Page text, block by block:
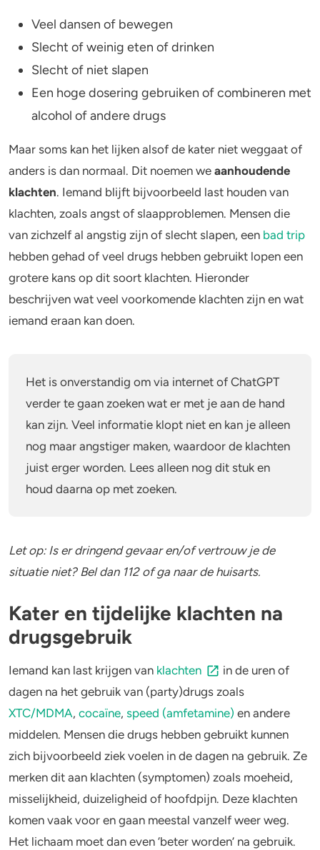
4-FA
Poppers
Crack
Veel dansen of bewegen
Slecht of weinig eten of drinken
Slecht of niet slapen
Een hoge dosering gebruiken of combineren met
alcohol of andere drugs
Maar soms kan het lijken alsof de kater niet weggaat of
anders is dan normaal. Dit noemen we aanhoudende
klachten. Iemand blijft bijvoorbeeld last houden van
klachten, zoals angst of slaapproblemen. Mensen die
van zichzelf al angstig zijn of slecht slapen, een bad trip
hebben gehad of veel drugs hebben gebruikt lopen een
grotere kans op dit soort klachten. Hieronder
beschrijven wat veel voorkomende klachten zijn en wat
iemand eraan kan doen.
Het is onverstandig om via internet of ChatGPT
verder te gaan zoeken wat er met je aan de hand
kan zijn. Veel informatie klopt niet en kan je alleen
nog maar angstiger maken, waardoor de klachten
juist erger worden. Lees alleen nog dit stuk en
houd daarna op met zoeken.
Let op: Is er dringend gevaar en/of vertrouw je de
situatie niet? Bel dan 112 of ga naar de huisarts.
Kater en tijdelijke klachten na
drugsgebruik
Iemand kan last krijgen van klachten
in de uren of
dagen na het gebruik van (party)drugs zoals
XTC/MDMA, cocaïne, speed (amfetamine) en andere
middelen. Mensen die drugs hebben gebruikt kunnen
zich bijvoorbeeld ziek voelen in de dagen na gebruik. Ze
merken dit aan klachten (symptomen) zoals moeheid,
misselijkheid, duizeligheid of hoofdpijn. Deze klachten
komen vaak voor en gaan meestal vanzelf weer weg.
Het lichaam moet dan even ‘beter worden’ na gebruik.